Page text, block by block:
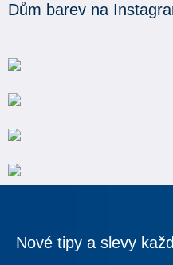
Dům barev na
Nové tipy a slevy